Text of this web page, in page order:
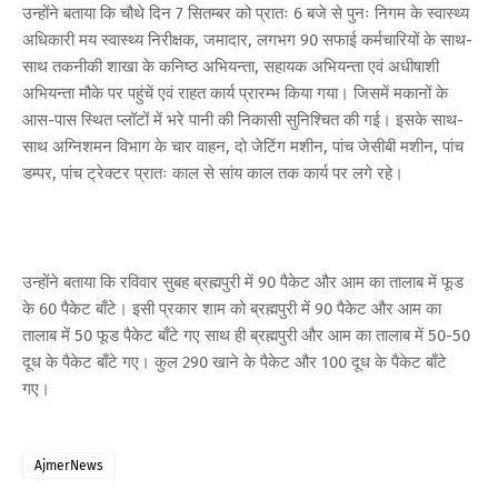
उन्होंने बताया कि चौथे दिन 7 सितम्बर को प्रातः 6 बजे से पुनः निगम के स्वास्थ्य
अधिकारी मय स्वास्थ्य निरीक्षक, जमादार, लगभग 90 सफाई कर्मचारियों के साथ-
साथ तकनीकी शाखा के कनिष्ठ अभियन्ता, सहायक अभियन्ता एवं अधीषाशी
अभियन्ता मौके पर पहुंचें एवं राहत कार्य प्रारम्भ किया गया। जिसमें मकानों के
आस-पास स्थित प्लॉटों में भरे पानी की निकासी सुनिश्चित की गई। इसके साथ-
साथ अग्निशमन विभाग के चार वाहन, दो जेटिंग मशीन, पांच जेसीबी मशीन, पांच
डम्पर, पांच ट्रेक्टर प्रातः काल से सांय काल तक कार्य पर लगे रहे।
उन्होंने बताया कि रविवार सुबह ब्रह्मपुरी में 90 पैकेट और आम का तालाब में फूड
के 60 पैकेट बाँटे। इसी प्रकार शाम को ब्रह्मपुरी में 90 पैकेट और आम का
तालाब में 50 फूड पैकेट बाँटे गए साथ ही ब्रह्मपुरी और आम का तालाब में 50-50
दूध के पैकेट बाँटे गए। कुल 290 खाने के पैकेट और 100 दूध के पैकेट बाँटे
गए।
AjmerNews